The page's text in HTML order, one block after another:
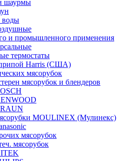
шаурмы
воды
и промышленного применения
термостаты
Harris (США)
мясорубок
мясорубок и блендеров
MOULINEX (Мулинекс)
мясорубок
мясорубок